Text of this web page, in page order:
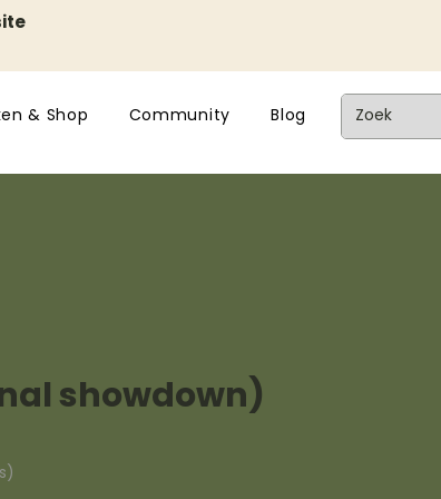
& Shop Community Blog
showdown)